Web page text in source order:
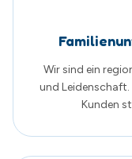
Seit 2019 sorgen
Erfahrung